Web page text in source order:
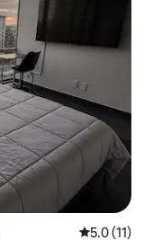
レビュー11
5.0 (11)